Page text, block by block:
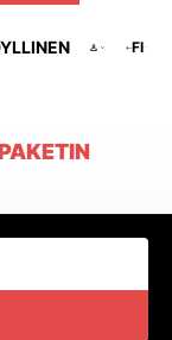
FI